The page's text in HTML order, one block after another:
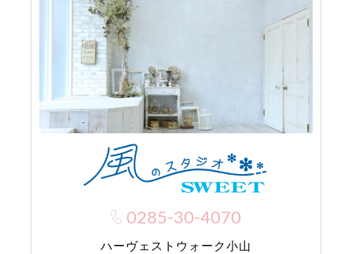
0285-30-4070
ハーヴェストウォーク小山